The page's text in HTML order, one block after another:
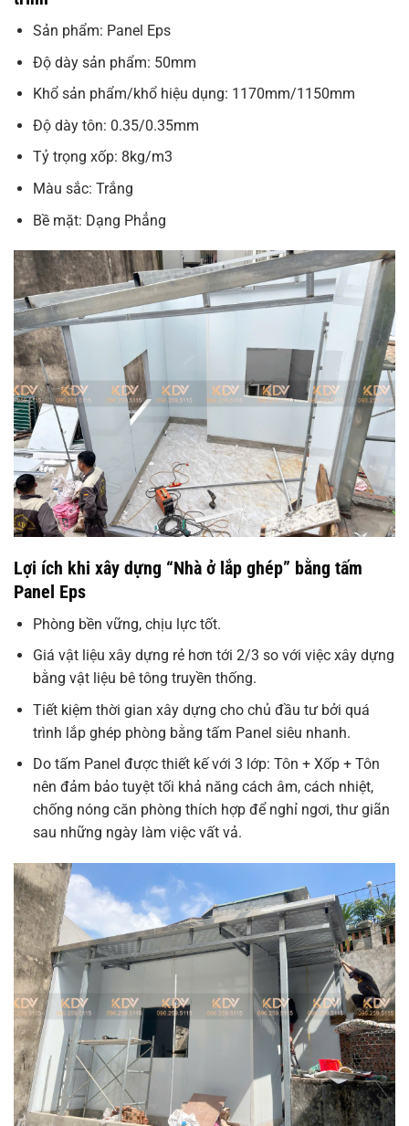
Sản phẩm: Panel Eps
Độ dày sản phẩm: 50mm
Khổ sản phẩm/khổ hiệu dụng: 1170mm/1150mm
Độ dày tôn: 0.35/0.35mm
Tỷ trọng xốp: 8kg/m3
Màu sắc: Trắng
Bề mặt: Dạng Phẳng
Lợi ích khi xây dựng “Nhà ở lắp ghép” bằng tấm
Panel Eps
Phòng bền vững, chịu lực tốt.
Giá vật liệu xây dựng rẻ hơn tới 2/3 so với việc xây dựng
bằng vật liệu bê tông truyền thống.
Tiết kiệm thời gian xây dựng cho chủ đầu tư bởi quá
trình lắp ghép phòng bằng tấm Panel siêu nhanh.
Do tấm Panel được thiết kế với 3 lớp: Tôn + Xốp + Tôn
nên đảm bảo tuyệt tối khả năng cách âm, cách nhiệt,
chống nóng căn phòng thích hợp để nghỉ ngơi, thư giãn
sau những ngày làm việc vất vả.